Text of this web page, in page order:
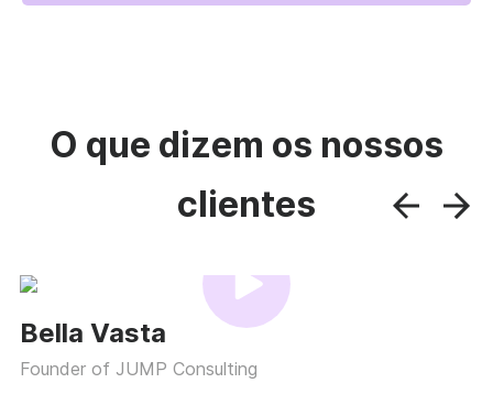
O que dizem os nossos
clientes
Bella Vasta
Founder of JUMP Consulting